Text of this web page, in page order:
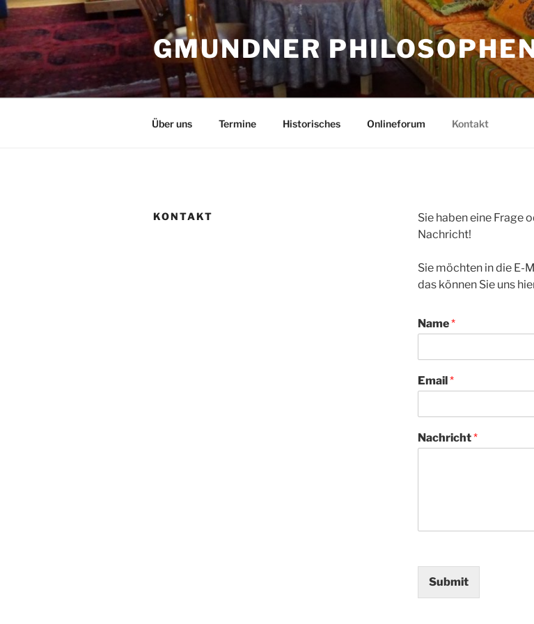
Skip
to
content
GMUNDNER
Über uns Termine Historisches Onlineforum Kontakt
KONTAKT
Sie haben eine Frage
Nachricht!
Sie möchten in die E-
das können Sie uns
Name*
Email*
Nachricht*
Submit